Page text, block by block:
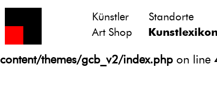
Notice
: Undefined variable: atts in
/homepages/21/d13550920/htdocs/
content/themes/gcb_v2/index.php on line
Künstler
Standorte
Art Shop